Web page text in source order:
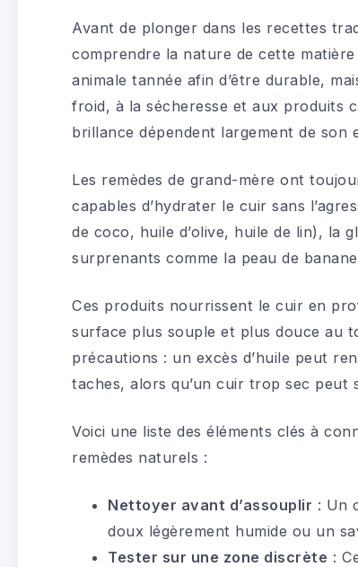
Avant de plonger dans les recettes
comprendre la nature de cette
animale tannée afin d’être durable,
froid, à la sécheresse et aux produits
brillance dépendent largement de son
Les remèdes de grand-mère ont
capables d’hydrater le cuir sans
de coco, huile d’olive, huile de lin), la
surprenants comme la peau de
Ces produits nourrissent le cuir en
surface plus souple et plus douce au
précautions : un excès d’huile peut
taches, alors qu’un cuir trop sec peut
Voici une liste des éléments clés à
remèdes naturels :
Nettoyer avant d’assouplir : Un
doux légèrement humide ou un
Tester sur une zone discrète :